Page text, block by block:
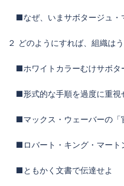
■なぜ、いまサボタージュ・
２ どのようにすれば、組織は
■ホワイトカラーむけサボタ
■形式的な手順を過度に重視
■マックス・ウェーバーの「
■ロバート・キング・マート
■ともかく文書で伝達せよ